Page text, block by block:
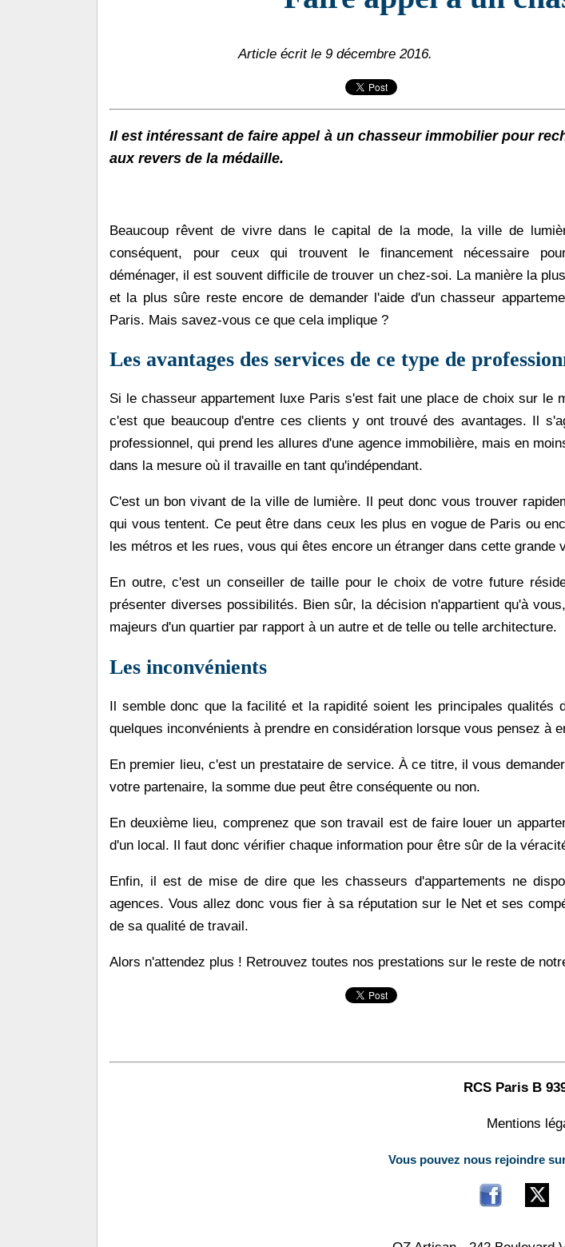
Article écrit le 9 décembre 2016.
Il est intéressant de faire appel à un chasseur immobilier pour
aux revers de la médaille.
Beaucoup rêvent de vivre dans le capital de la mode, la ville de
conséquent, pour ceux qui trouvent le financement nécessaire
déménager, il est souvent difficile de trouver un chez-soi. La manière la
et la plus sûre reste encore de demander l'aide d'un chasseur
Paris. Mais savez-vous ce que cela implique ?
Les avantages des services de ce type de
Si le chasseur appartement luxe Paris s'est fait une place de choix sur le
c'est que beaucoup d'entre ces clients y ont trouvé des avantages. Il
professionnel, qui prend les allures d'une agence immobilière, mais en
dans la mesure où il travaille en tant qu'indépendant.
C'est un bon vivant de la ville de lumière. Il peut donc vous trouver
qui vous tentent. Ce peut être dans ceux les plus en vogue de Paris ou
les métros et les rues, vous qui êtes encore un étranger dans cette grande
En outre, c'est un conseiller de taille pour le choix de votre future
présenter diverses possibilités. Bien sûr, la décision n'appartient qu'à
majeurs d'un quartier par rapport à un autre et de telle ou telle architecture.
Les inconvénients
Il semble donc que la facilité et la rapidité soient les principales qualités
quelques inconvénients à prendre en considération lorsque vous pensez à
En premier lieu, c'est un prestataire de service. À ce titre, il vous
votre partenaire, la somme due peut être conséquente ou non.
En deuxième lieu, comprenez que son travail est de faire louer un
d'un local. Il faut donc vérifier chaque information pour être sûr de la
Enfin, il est de mise de dire que les chasseurs d'appartements ne
agences. Vous allez donc vous fier à sa réputation sur le Net et ses
de sa qualité de travail.
Alors n'attendez plus ! Retrouvez toutes nos prestations sur le reste de
RCS Paris B
Mentions
Vous pouvez nous rejoindre